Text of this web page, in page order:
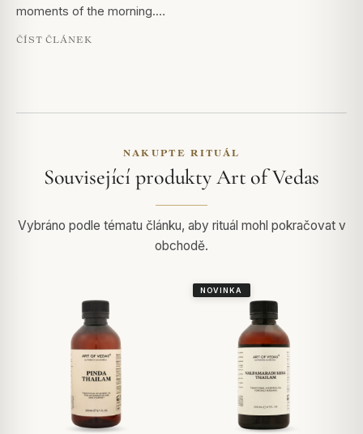
moments of the morning.…
ČÍST ČLÁNEK
NAKUPTE RITUÁL
Související produkty Art of Vedas
Vybráno podle tématu článku, aby rituál mohl pokračovat v
obchodě.
NOVINKA